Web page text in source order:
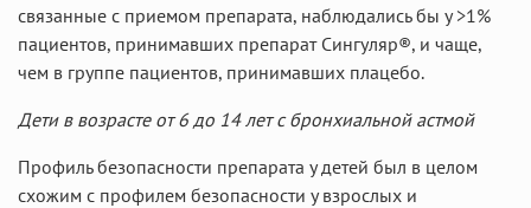
связанные с приемом препарата, наблюдались бы у >1%
пациентов, принимавших препарат Сингуляр®, и чаще,
чем в группе пациентов, принимавших плацебо.
Дети в возрасте от 6 до 14 лет с бронхиальной астмой
Профиль безопасности препарата у детей был в целом
схожим с профилем безопасности у взрослых и